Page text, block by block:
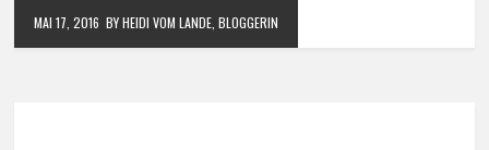
MAI 17, 2016 BY HEIDI VOM LANDE, BLOGGERIN